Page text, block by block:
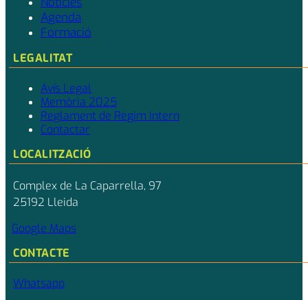
Agenda
Formació
LEGALITAT
Avís Legal
Memòria 2025
Reglament de Règim Intern
Contactar
LOCALITZACIÓ
Complex de La Caparrella, 97
25192 Lleida
Google Maps
CONTACTE
Whatsapp